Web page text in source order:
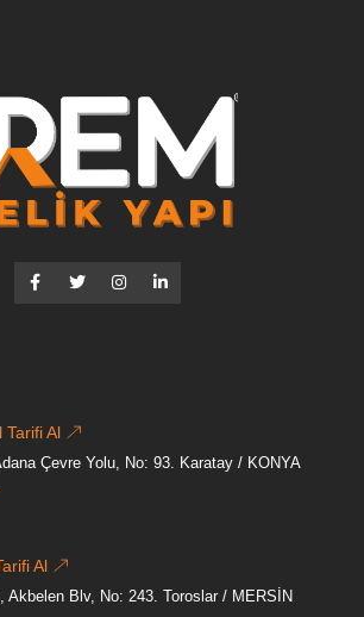
Tarifi Al
Çevre Yolu, No: 93. Karatay / KONYA
Al
Akbelen Blv, No: 243. Toroslar / MERSİN